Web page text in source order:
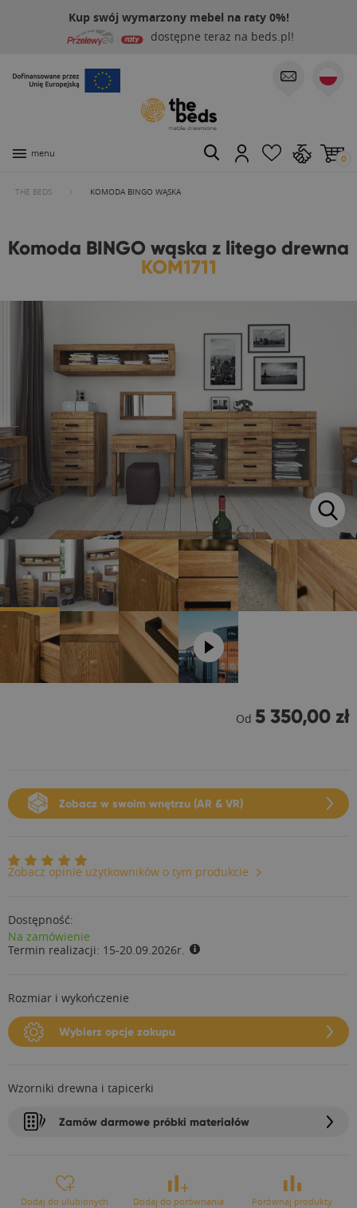
Kup swój wymarzony mebel na raty 0%!
dostępne teraz na beds.pl!
menu 0
THE BEDS KOMODA BINGO WĄSKA
Komoda BINGO wąska z litego drewna
KOM1711
Od 5 350,00 zł
Zobacz w swoim wnętrzu (AR & VR)
Zobacz opinie użytkowników o tym produkcie
Dostępność:
Na zamówienie
Termin realizacji: 15-20.09.2026r.
Rozmiar i wykończenie
Wybierz opcje zakupu
Wzorniki drewna i tapicerki
Zamów darmowe próbki materiałów
Dodaj do ulubionych Dodaj do porównania Porównaj produkty